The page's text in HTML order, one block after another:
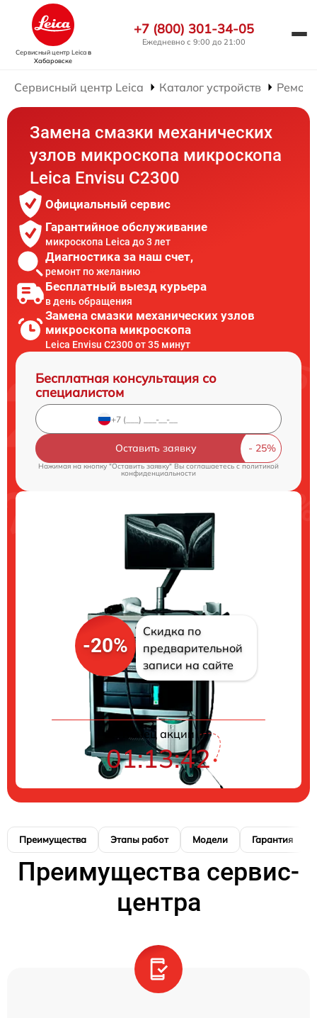
Сервисный центр Leicaв
Хабаровске
+7 (800) 301-34-05
Ежедневно с 9:00 до 21:00
Сервисный центр Leica Каталог устройств
Замена смазки механических
узлов микроскопа микроскопа
Leica Envisu C2300
Официальный сервис
Гарантийное обслуживание
микроскопа Leica до 3 лет
Диагностика за наш счет,
ремонт по желанию
Бесплатный выезд курьера
в день обращения
Замена смазки механических узлов
микроскопа микроскопа
Leica Envisu C2300 от 35 минут
Бесплатная консультация со
специалистом
Оставить заявку
Нажимая на кнопку "Оставить заявку" Вы соглашаетесь cполитикой
конфиденциальности
-20%
Скидка по
предварительной
записи на сайте
Конец акции
01:13:41
Преимущества Этапы работ Модели Гарантия
Преимущества сервис-
центра